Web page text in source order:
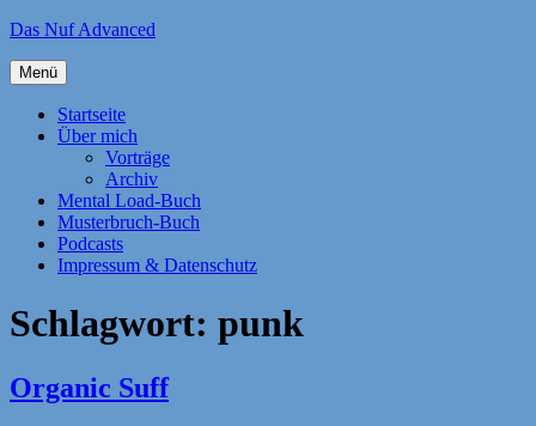
Zum
springen
Das Nuf Advanced
Menü
Startseite
Über mich
Vorträge
Archiv
Mental Load-Buch
Musterbruch-Buch
Podcasts
Impressum & Datenschutz
Schlagwort: punk
Organic Suff